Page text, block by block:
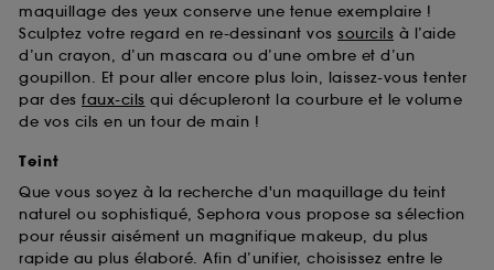
maquillage des yeux conserve une tenue exemplaire !
Sculptez votre regard en re-dessinant vos sourcils à l’aide
d’un crayon, d’un mascara ou d’une ombre et d’un
goupillon. Et pour aller encore plus loin, laissez-vous tenter
par des faux-cils qui décupleront la courbure et le volume
de vos cils en un tour de main !
Teint
Que vous soyez à la recherche d'un maquillage du teint
naturel ou sophistiqué, Sephora vous propose sa sélection
pour réussir aisément un magnifique makeup, du plus
rapide au plus élaboré. Afin d’unifier, choisissez entre le